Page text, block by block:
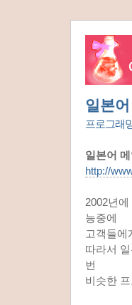
일본
프로그래
일본어
http://
2002년
능중에
고객들에
따라서
번
비슷한